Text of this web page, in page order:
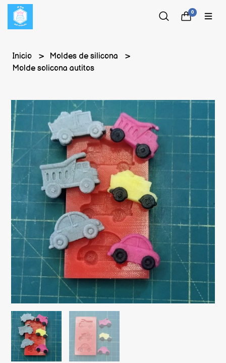
0
Inicio
Moldes de silicona
Molde solicona autitos